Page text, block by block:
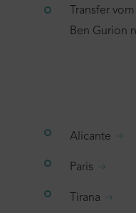
Transfer
Ben Gurion
Alicante
Paris
Tirana